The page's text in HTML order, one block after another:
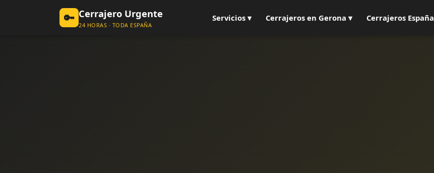
🔑 Cerrajero Urgente
24 HORAS · TODA ESPAÑA
Servicios ▾ Cerrajeros en Gerona ▾ Cerrajeros España